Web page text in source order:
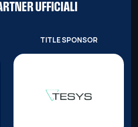
UFFICIALI
TITLE SPONSOR